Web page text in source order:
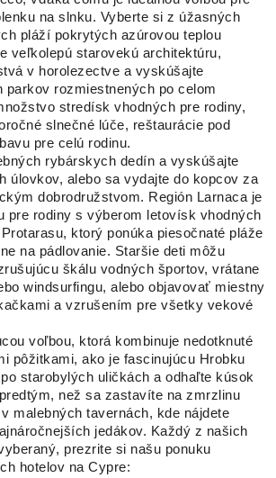
na slnku. Vyberte si z úžasných
pláží pokrytých azúrovou teplou
veľkolepú starovekú architektúru,
v horolezectve a vyskúšajte
parkov rozmiestnených po celom
stredísk vhodných pre rodiny,
slnečné lúče, reštaurácie pod
pre celú rodinu.
rybárskych dedín a vyskúšajte
úlovkov, alebo sa vydajte do kopcov za
dobrodružstvom. Región Larnaca je
pre rodiny s výberom letovísk vhodných
ktorý ponúka piesočnaté pláže
na pádlovanie. Staršie deti môžu
škálu vodných športov, vrátane
windsurfingu, alebo objavovať miestny
a vzrušením pre všetky vekové
voľbou, ktorá kombinuje nedotknuté
pôžitkami, ako je fascinujúcu Hrobku
starobylých uličkách a odhaľte kúsok
než sa zastavíte na zmrzlinu
malebných tavernách, kde nájdete
jedákov. Každý z našich
prezrite si našu ponuku
hotelov na Cypre: